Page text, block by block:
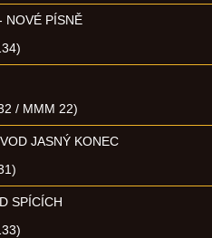
NOVÉ PÍSNĚ
/ MMM 22)
JASNÝ KONEC
SPÍCÍCH